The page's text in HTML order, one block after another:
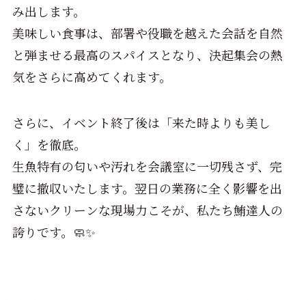
み出します。
美味しい食事は、部署や役職を越えた会話を自然
と弾ませる最高のスパイスとなり、決起集会の熱
気をさらに高めてくれます。
さらに、イベント終了後は「来た時よりも美し
く」を徹底。
生魚特有の匂いや汚れを会議室に一切残さず、完
璧に撤収いたします。翌日の業務に全く影響を出
さないクリーンな現場力こそが、私たち鮪達人の
誇りです。🧼✨